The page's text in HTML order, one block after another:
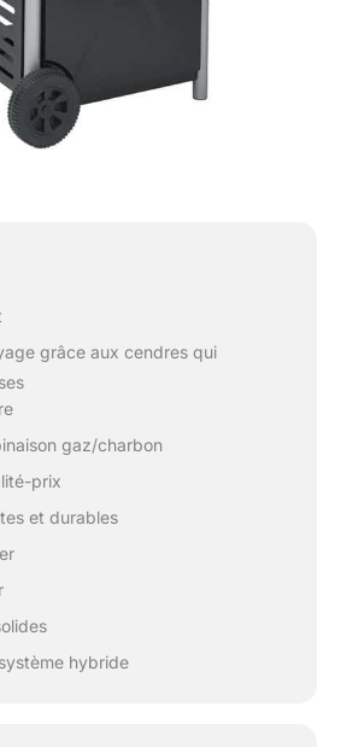
grâce aux cendres qui
gaz/charbon
prix
et durables
hybride